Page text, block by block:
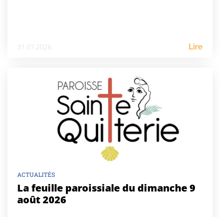
31.07.2026 Lire
ACTUALITÉS
La feuille paroissiale du dimanche 9
août 2026